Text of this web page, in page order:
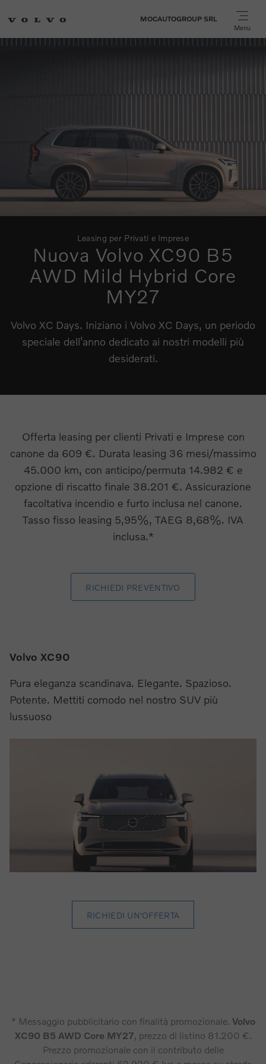
MOCAUTOGROUP SRL
Menu
Leasing per Privati e Imprese
Nuova Volvo XC90 B5
AWD Mild Hybrid Core
MY27
Volvo XC Days. Iniziano i Volvo XC Days, un periodo
speciale dell’anno dedicato ai nostri modelli più
desiderati.
Offerta leasing per clienti Privati e Imprese con
canone da 609 €. Durata leasing 36 mesi/massimo
45.000 km, con anticipo/permuta 14.982 € e
opzione di riscatto finale 38.201 €. Assicurazione
facoltativa incendio e furto inclusa nel canone.
Tasso fisso leasing 5,95%, TAEG 8,68%. IVA
inclusa.*
RICHIEDI PREVENTIVO
Volvo XC90
Pura eleganza scandinava. Elegante. Spazioso.
Potente. Mettiti comodo nel nostro SUV più
lussuoso
RICHIEDI UN'OFFERTA
* Messaggio pubblicitario con finalità promozionale. Volvo
XC90 B5 AWD Core MY27 , prezzo di listino 81.200 €.
Prezzo promozionale con il contributo delle